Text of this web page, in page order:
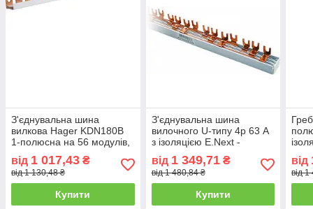
З'єднувальна шина
вилкова Hager KDN180B
1-полюсна на 56 модулів,
від 1 017,43 ₴
від 1 130,48 ₴
Купити
З'єднувальна шина
вилочного U-типу 4р 63 А
з ізоляцією E.Next -
електротехнічних систем
від 1 349,71₴
від 1 480,84 ₴
Купити
від
від